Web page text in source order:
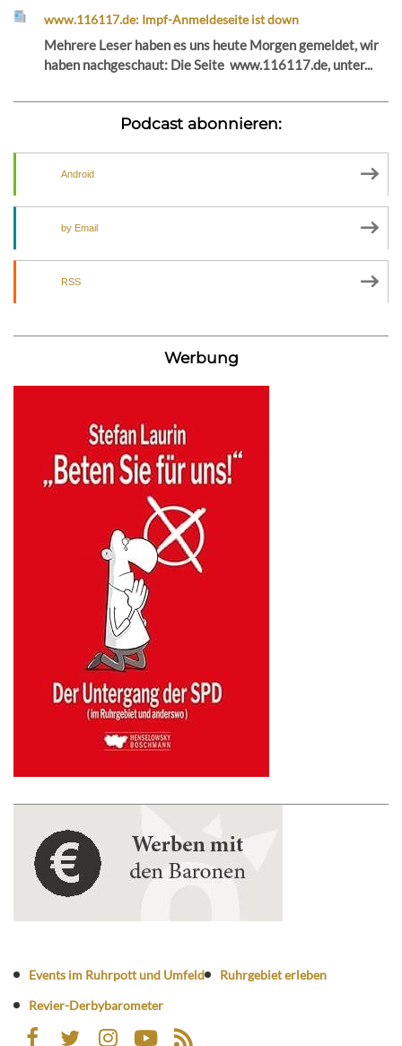
www.116117.de: Impf-Anmeldeseite ist down
Mehrere Leser haben es uns heute Morgen gemeldet, wir
haben nachgeschaut: Die Seite www.116117.de, unter...
Podcast abonnieren:
Android
by Email
RSS
Werbung
Events im Ruhrpott und Umfeld
Ruhrgebiet erleben
Revier-Derbybarometer